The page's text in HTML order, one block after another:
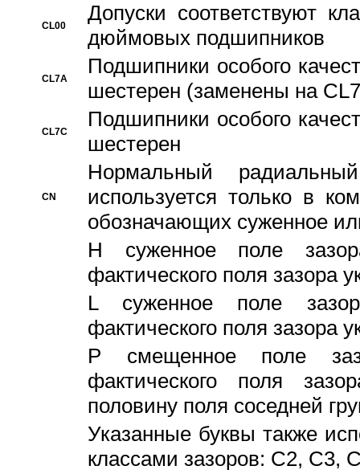
CL00
Допуски соответствуют
дюймовых подшипников
CL7A
Подшипники особого
шестерен (заменены на
CL7C
Подшипники особого
шестерен
CN
Hормальный
используется только в
обозначающих суженное
H суженное поле
фактического поля зазора
L суженное поле
фактического поля зазора
P смещенное поле
фактического поля
половину поля соседней
Указанные буквы также
классами зазоров: С2,